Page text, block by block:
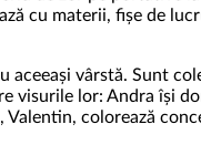
cu materii, fișe de
vârstă. Sunt
visurile lor: Andra își
colorează